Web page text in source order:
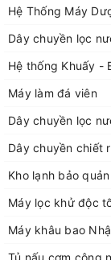
Hệ Thống Máy
Dây chuyền lọc
Hệ thống Khuấy -
Máy làm đá viên
Dây chuyền lọc
Dây chuyền chiết
Kho lạnh bảo quản
Máy lọc khử độc
Máy khâu bao
Tủ nấu cơm công